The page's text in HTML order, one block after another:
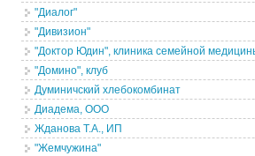
"Диалог"
"Дивизион"
"Доктор Юдин", клиника семейной
"Домино", клуб
Думиничский хлебокомбинат
Диадема, ООО
Жданова Т.А., ИП
"Жемчужина"